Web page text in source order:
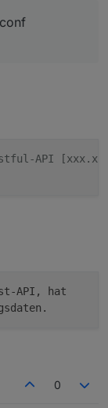
in die Config
Müssen auch
sein. Nicht als
da ich
API
API, hat
0